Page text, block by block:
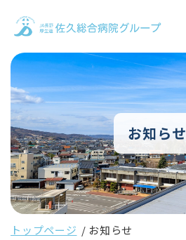
お知らせ
トップページ お知らせ